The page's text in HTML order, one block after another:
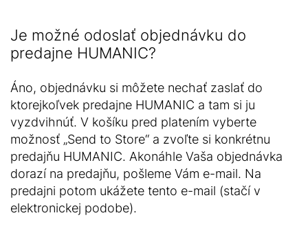
Je možné odoslať objednávku do
predajne HUMANIC?
Áno, objednávku si môžete nechať zaslať do
ktorejkoľvek predajne HUMANIC a tam si ju
vyzdvihnúť. V košíku pred platením vyberte
možnosť „Send to Store“ a zvoľte si konkrétnu
predajňu HUMANIC. Akonáhle Vaša objednávka
dorazí na predajňu, pošleme Vám e-mail. Na
predajni potom ukážete tento e-mail (stačí v
elektronickej podobe).